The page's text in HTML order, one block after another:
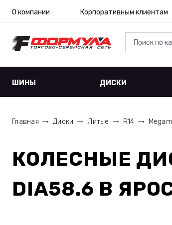
О компании Корпоративным клиентам
ШИНЫ ДИСКИ
Главная Диски Литые R14
КОЛЕСНЫЕ
DIA58.6 В